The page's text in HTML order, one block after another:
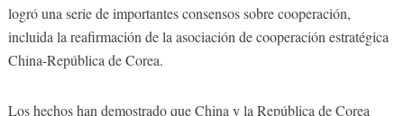
logró una serie de importantes consensos sobre cooperación,
incluida la reafirmación de la asociación de cooperación estratégica
China-República de Corea.
Los hechos han demostrado que China y la República de Corea